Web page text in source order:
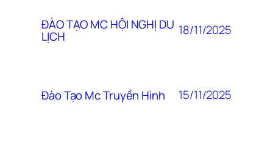
ĐÀO TẠO MC HỘI NGHỊ DU
LỊCH 18/11/2025
Đào Tạo Mc Truyền Hình 15/11/2025